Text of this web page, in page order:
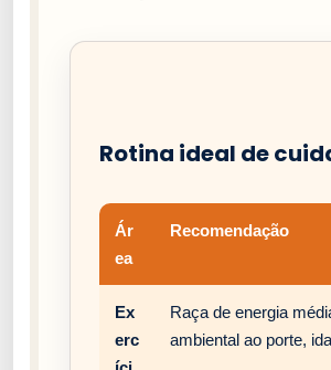
Rotina ideal de
Ár
ea
Recomendação
Ex
erc
Raça de energia
ambiental ao porte,